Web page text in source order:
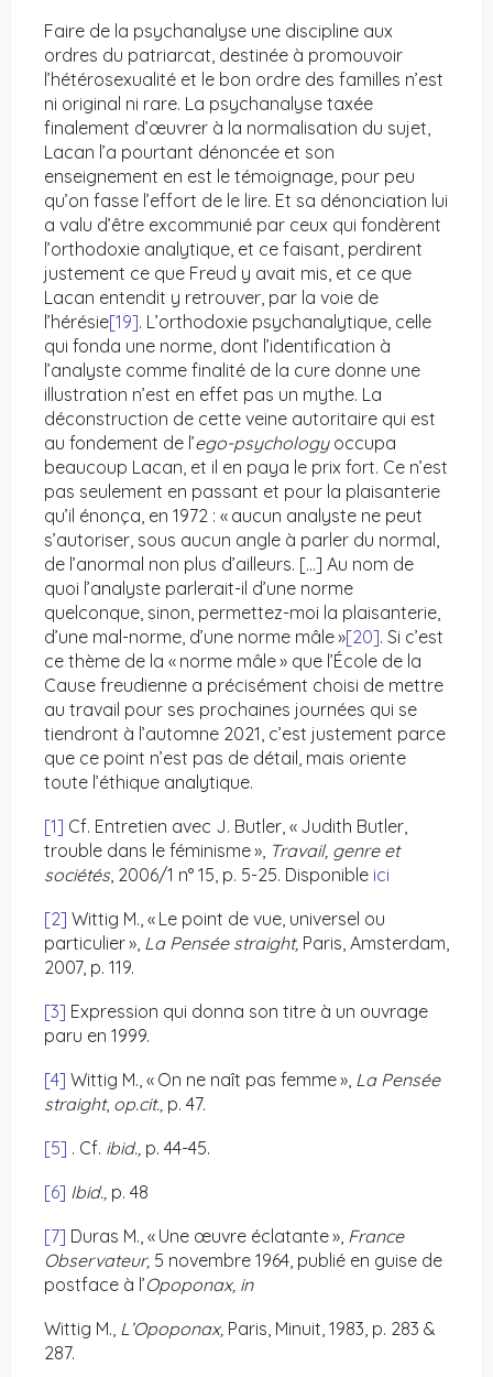
Faire de la psychanalyse une discipline aux
ordres du patriarcat, destinée à promouvoir
l’hétérosexualité et le bon ordre des familles n’est
ni original ni rare. La psychanalyse taxée
finalement d’œuvrer à la normalisation du sujet,
Lacan l’a pourtant dénoncée et son
enseignement en est le témoignage, pour peu
qu’on fasse l’effort de le lire. Et sa dénonciation lui
a valu d’être excommunié par ceux qui fondèrent
l’orthodoxie analytique, et ce faisant, perdirent
justement ce que Freud y avait mis, et ce que
Lacan entendit y retrouver, par la voie de
l’hérésie[19]. L’orthodoxie psychanalytique, celle
qui fonda une norme, dont l’identification à
l’analyste comme finalité de la cure donne une
illustration n’est en effet pas un mythe. La
déconstruction de cette veine autoritaire qui est
au fondement de l’ego-psychology occupa
beaucoup Lacan, et il en paya le prix fort. Ce n’est
pas seulement en passant et pour la plaisanterie
qu’il énonça, en 1972 : « aucun analyste ne peut
s’autoriser, sous aucun angle à parler du normal,
de l’anormal non plus d’ailleurs. […] Au nom de
quoi l’analyste parlerait-il d’une norme
quelconque, sinon, permettez-moi la plaisanterie,
d’une mal-norme, d’une norme mâle »[20]. Si c’est
ce thème de la « norme mâle » que l’École de la
Cause freudienne a précisément choisi de mettre
au travail pour ses prochaines journées qui se
tiendront à l’automne 2021, c’est justement parce
que ce point n’est pas de détail, mais oriente
toute l’éthique analytique.
[1] Cf. Entretien avec J. Butler, « Judith Butler,
trouble dans le féminisme », Travail, genre et
sociétés, 2006/1 n° 15, p. 5-25. Disponible ici
[2] Wittig M., « Le point de vue, universel ou
particulier », La Pensée straight, Paris, Amsterdam,
2007, p. 119.
[3] Expression qui donna son titre à un ouvrage
paru en 1999.
[4] Wittig M., « On ne naît pas femme », La Pensée
straight, op.cit., p. 47.
[5] . Cf. ibid., p. 44-45.
[6] Ibid., p. 48
[7] Duras M., « Une œuvre éclatante », France
Observateur, 5 novembre 1964, publié en guise de
postface à l’Opoponax, in
Wittig M., L’Opoponax, Paris, Minuit, 1983, p. 283 &
287.